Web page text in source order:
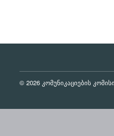
© 2026 კომუნიკაციების